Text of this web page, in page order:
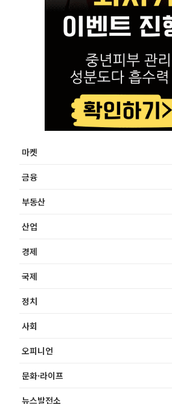
마켓
금융
부동산
산업
경제
국제
정치
사회
오피니언
문화·라이프
뉴스발전소